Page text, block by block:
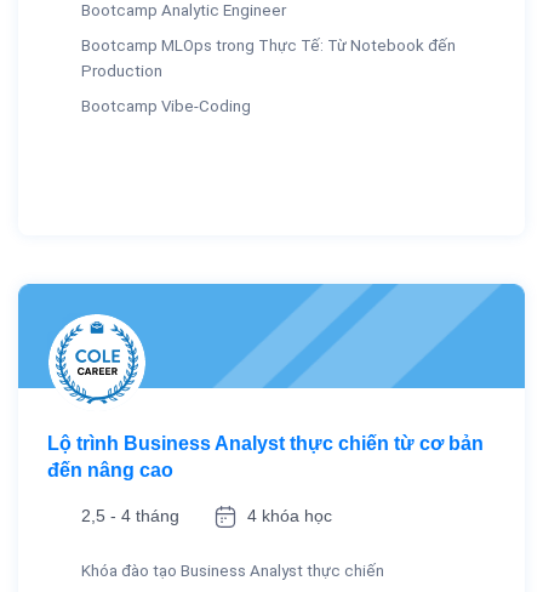
Bootcamp Analytic Engineer
Bootcamp MLOps trong Thực Tế: Từ Notebook đến
Production
Bootcamp Vibe-Coding
Lộ trình Business Analyst thực chiến từ cơ bản
đến nâng cao
2,5 - 4 tháng 4 khóa học
Khóa đào tạo Business Analyst thực chiến